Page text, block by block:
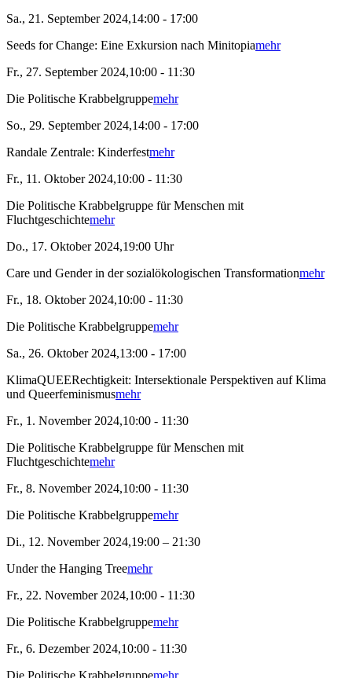
Sa., 21. September 2024,14:00 - 17:00
Seeds for Change: Eine Exkursion nach Minitopiamehr
Fr., 27. September 2024,10:00 - 11:30
Die Politische Krabbelgruppemehr
So., 29. September 2024,14:00 - 17:00
Randale Zentrale: Kinderfestmehr
Fr., 11. Oktober 2024,10:00 - 11:30
Die Politische Krabbelgruppe für Menschen mit
Fluchtgeschichtemehr
Do., 17. Oktober 2024,19:00 Uhr
Care und Gender in der sozialökologischen Transformationmehr
Fr., 18. Oktober 2024,10:00 - 11:30
Die Politische Krabbelgruppemehr
Sa., 26. Oktober 2024,13:00 - 17:00
KlimaQUEERechtigkeit: Intersektionale Perspektiven auf Klima
und Queerfeminismusmehr
Fr., 1. November 2024,10:00 - 11:30
Die Politische Krabbelgruppe für Menschen mit
Fluchtgeschichtemehr
Fr., 8. November 2024,10:00 - 11:30
Die Politische Krabbelgruppemehr
Di., 12. November 2024,19:00 – 21:30
Under the Hanging Treemehr
Fr., 22. November 2024,10:00 - 11:30
Die Politische Krabbelgruppemehr
Fr., 6. Dezember 2024,10:00 - 11:30